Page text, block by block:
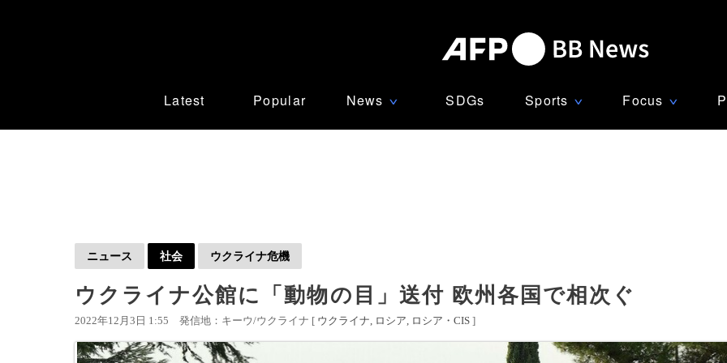
Latest Popular News ∨ SDGs Sports ∨ Focus ∨
ニュース 社会 ウクライナ危機
ウクライナ公館に「動物の目」送付 欧州各国で相次ぐ
2022年12月3日 1:55 発信地：キーウ/ウクライナ [ ウクライナ ロシア ロシア・CIS ]